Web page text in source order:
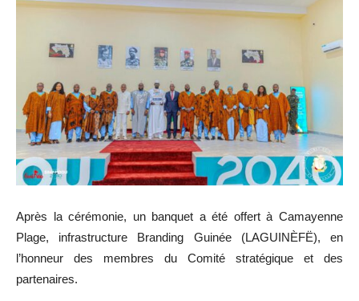
Après la cérémonie, un banquet a été offert à Camayenne
Plage, infrastructure Branding Guinée (LAGUINÈFË), en
l’honneur des membres du Comité stratégique et des
partenaires.